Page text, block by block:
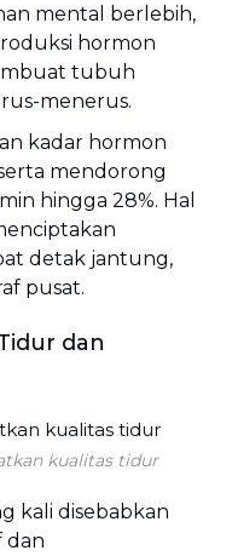
mental berlebih,
hormon
tubuh
menerus.
kadar hormon
mendorong
hingga 28%. Hal
detak jantung,
pusat.
dan
kualitas tidur
kali disebabkan
dan